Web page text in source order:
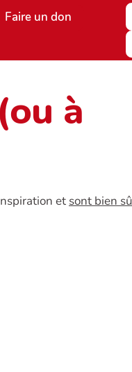
Faire un don
à
et sont bien